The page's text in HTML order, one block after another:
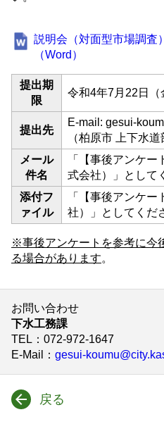
説明会（対面型市場調査
（Word）
提出期
限
令和4年7月22日（
提出先
E-mail: gesui-
（柏原市 上下水道
メール
件名
「【事後アンケ
式会社）」として
添付フ
ァイル
「【事後アンケ
社）」としてくだ
※事後アンケートを参考に今
る場合があります。
お問い合わせ
下水工務課
TEL ：072-972-1647
E-Mail
： gesui-
戻る